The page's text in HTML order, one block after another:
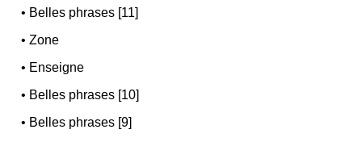
• Belles phrases [11]
•Zone
• Enseigne
• Belles phrases [10]
• Belles phrases [9]